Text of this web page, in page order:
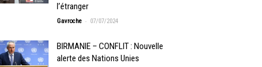
l’étranger
Gavroche - 07/07/2024
BIRMANIE – CONFLIT : Nouvelle
alerte des Nations Unies